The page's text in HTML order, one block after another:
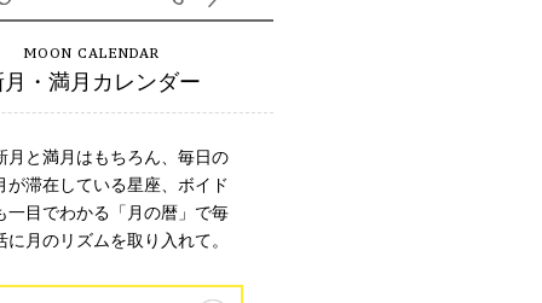
月・満月カレンダー
月と満月はもちろん、毎日の
が滞在している星座、ボイド
一目でわかる「月の暦」で毎
に月のリズムを取り入れて。